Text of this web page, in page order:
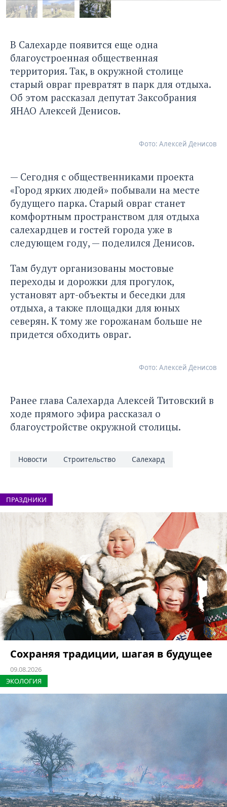
В Салехарде появится еще одна
благоустроенная общественная
территория. Так, в окружной столице
старый овраг превратят в парк для отдыха.
Об этом рассказал депутат Заксобрания
ЯНАО Алексей Денисов.
Фото: Алексей Денисов
— Сегодня с общественниками проекта
«Город ярких людей» побывали на месте
будущего парка. Старый овраг станет
комфортным пространством для отдыха
салехардцев и гостей города уже в
следующем году, — поделился Денисов.
Там будут организованы мостовые
переходы и дорожки для прогулок,
установят арт-объекты и беседки для
отдыха, а также площадки для юных
северян. К тому же горожанам больше не
придется обходить овраг.
Фото: Алексей Денисов
Ранее глава Салехарда Алексей Титовский в
ходе прямого эфира рассказал о
благоустройстве окружной столицы.
Новости Строительство Салехард
ПРАЗДНИКИ
Сохраняя традиции, шагая в будущее
09.08.2026
ЭКОЛОГИЯ